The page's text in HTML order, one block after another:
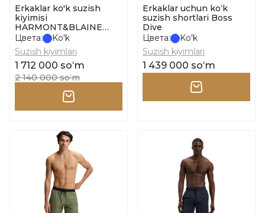
Erkaklar ko'k suzish
kiyimisi
HARMONT&BLAINE
Swimwear_Boxer Mare
Stampato o'lcham m
Цвета:
Ko'k
Suzish kiyimlari
1 712 000 soʻm
2 140 000 soʻm
Erkaklar uchun ko‘k
suzish shortlari Boss
Dive
Цвета:
Ko'k
Suzish kiyimlari
1 439 000 soʻm